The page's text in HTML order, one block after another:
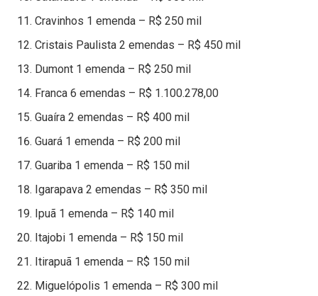
Cravinhos 1 emenda – R$ 250 mil
Cristais Paulista 2 emendas – R$ 450 mil
Dumont 1 emenda – R$ 250 mil
Franca 6 emendas – R$ 1.100.278,00
Guaíra 2 emendas – R$ 400 mil
Guará 1 emenda – R$ 200 mil
Guariba 1 emenda – R$ 150 mil
Igarapava 2 emendas – R$ 350 mil
Ipuã 1 emenda – R$ 140 mil
Itajobi 1 emenda – R$ 150 mil
Itirapuã 1 emenda – R$ 150 mil
Miguelópolis 1 emenda – R$ 300 mil